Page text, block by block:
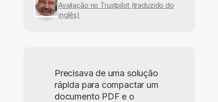
Avaliação no Trustpilot (traduzido do
inglês)
Precisava de uma solução
rápida para compactar um
documento PDF e o